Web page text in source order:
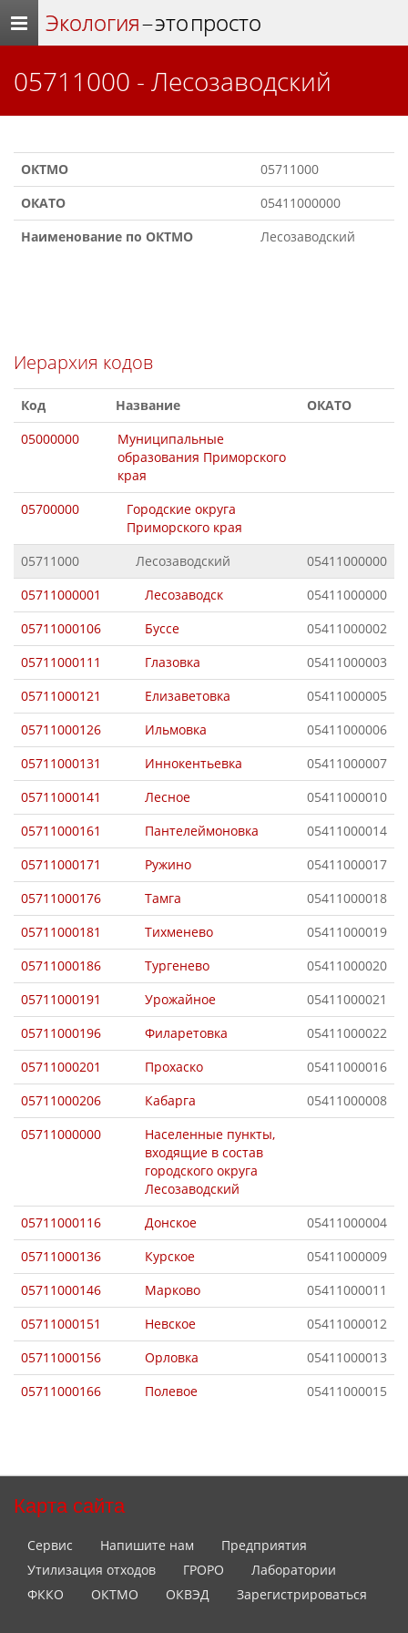
Экология– это просто
05711000 - Лесозаводский
ОКТМО
05711000
ОКАТО
05411000000
Наименование по ОКТМО
Лесозаводский
Иерархия кодов
Код Название
ОКАТО
05000000
Муниципальные
образования Приморского
края
05700000
Городские округа
Приморского края
05711000
Лесозаводский
05411000000
05711000001
Лесозаводск
05411000000
05711000106
Буссе
05411000002
05711000111
Глазовка
05411000003
05711000121
Елизаветовка
05411000005
05711000126
Ильмовка
05411000006
05711000131
Иннокентьевка
05411000007
05711000141
Лесное
05411000010
05711000161
Пантелеймоновка
05411000014
05711000171
Ружино
05411000017
05711000176
Тамга
05411000018
05711000181
Тихменево
05411000019
05711000186
Тургенево
05411000020
05711000191
Урожайное
05411000021
05711000196
Филаретовка
05411000022
05711000201
Прохаско
05411000016
05711000206
Кабарга
05411000008
05711000000
Населенные пункты,
входящие в состав
городского округа
Лесозаводский
05711000116
Донское
05411000004
05711000136
Курское
05411000009
05711000146
Марково
05411000011
05711000151
Невское
05411000012
05711000156
Орловка
05411000013
05711000166
Полевое 05411000015
Карта сайта
Сервис Напишите нам
Предприятия
Утилизация отходов
ГРОРО
Лаборатории
ФККО
ОКТМО ОКВЭД Зарегистрироваться